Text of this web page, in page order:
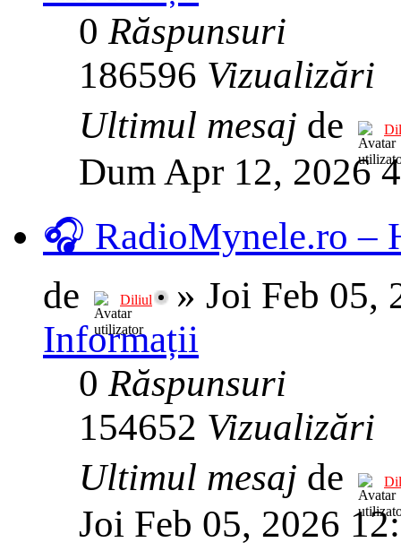
0Răspunsuri
186596 Vizualizări
Ultimul mesaj de
Dum Apr 12, 2026
🎧 RadioMynele.ro –
de
Diliul » Joi Feb 05,
Informații
0Răspunsuri
154652 Vizualizări
Ultimul mesaj de
Joi Feb 05, 2026